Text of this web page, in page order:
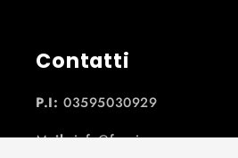
Contatti
P.I: 03595030929
Mail:info@fuoriora.com